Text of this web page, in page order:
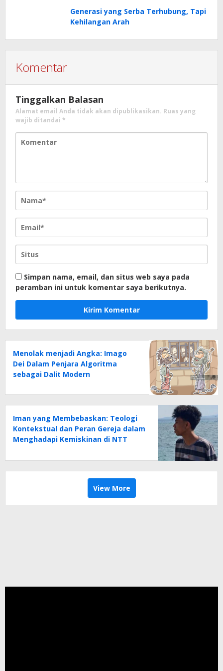
Generasi yang Serba Terhubung, Tapi
Kehilangan Arah
Komentar
Tinggalkan Balasan
Alamat email Anda tidak akan dipublikasikan. Ruas yang
wajib ditandai *
Simpan nama, email, dan situs web saya pada
peramban ini untuk komentar saya berikutnya.
Menolak menjadi Angka: Imago
Dei Dalam Penjara Algoritma
sebagai Dalit Modern
Iman yang Membebaskan: Teologi
Kontekstual dan Peran Gereja dalam
Menghadapi Kemiskinan di NTT
View More